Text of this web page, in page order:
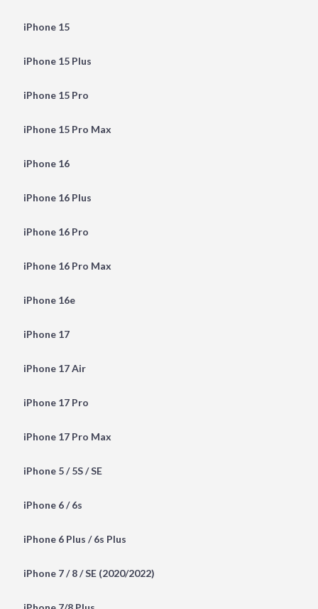
iPhone 15
iPhone 15 Plus
iPhone 15 Pro
iPhone 15 Pro Max
iPhone 16
iPhone 16 Plus
iPhone 16 Pro
iPhone 16 Pro Max
iPhone 16e
iPhone 17
iPhone 17 Air
iPhone 17 Pro
iPhone 17 Pro Max
iPhone 5 / 5S / SE
iPhone 6 / 6s
iPhone 6 Plus / 6s Plus
iPhone 7 / 8 / SE (2020/2022)